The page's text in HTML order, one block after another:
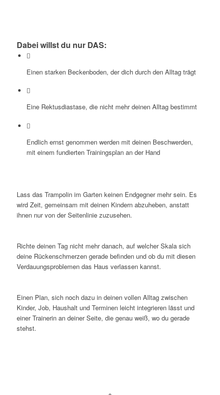
Dabei willst du nur DAS:
Einen starken Beckenboden, der dich durch den Alltag trägt
Eine Rektusdiastase, die nicht mehr deinen Alltag bestimmt
Endlich ernst genommen werden mit deinen Beschwerden,
mit einem fundierten Trainingsplan an der Hand
Lass das Trampolin im Garten keinen Endgegner mehr sein. Es
wird Zeit, gemeinsam mit deinen Kindern abzuheben, anstatt
ihnen nur von der Seitenlinie zuzusehen.
Richte deinen Tag nicht mehr danach, auf welcher Skala sich
deine Rückenschmerzen gerade befinden und ob du mit diesen
Verdauungsproblemen das Haus verlassen kannst.
Einen Plan, sich noch dazu in deinen vollen Alltag zwischen
Kinder, Job, Haushalt und Terminen leicht integrieren lässt und
einer Trainerin an deiner Seite, die genau weiß, wo du gerade
stehst.